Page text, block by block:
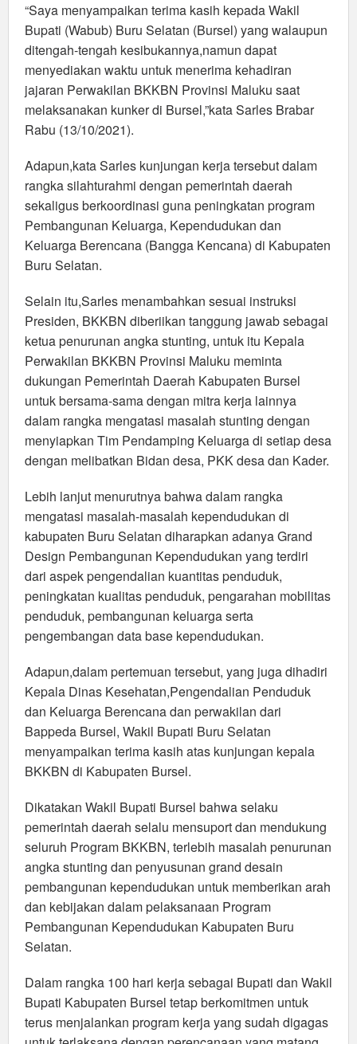
“Saya menyampaikan terima kasih kepada Wakil
Bupati (Wabub) Buru Selatan (Bursel) yang walaupun
ditengah-tengah kesibukannya,namun dapat
menyediakan waktu untuk menerima kehadiran
jajaran Perwakilan BKKBN Provinsi Maluku saat
melaksanakan kunker di Bursel,”kata Sarles Brabar
Rabu (13/10/2021).
Adapun,kata Sarles kunjungan kerja tersebut dalam
rangka silahturahmi dengan pemerintah daerah
sekaligus berkoordinasi guna peningkatan program
Pembangunan Keluarga, Kependudukan dan
Keluarga Berencana (Bangga Kencana) di Kabupaten
Buru Selatan.
Selain itu,Sarles menambahkan sesuai instruksi
Presiden, BKKBN diberiikan tanggung jawab sebagai
ketua penurunan angka stunting, untuk itu Kepala
Perwakilan BKKBN Provinsi Maluku meminta
dukungan Pemerintah Daerah Kabupaten Bursel
untuk bersama-sama dengan mitra kerja lainnya
dalam rangka mengatasi masalah stunting dengan
menyiapkan Tim Pendamping Keluarga di setiap desa
dengan melibatkan Bidan desa, PKK desa dan Kader.
Lebih lanjut menurutnya bahwa dalam rangka
mengatasi masalah-masalah kependudukan di
kabupaten Buru Selatan diharapkan adanya Grand
Design Pembangunan Kependudukan yang terdiri
dari aspek pengendalian kuantitas penduduk,
peningkatan kualitas penduduk, pengarahan mobilitas
penduduk, pembangunan keluarga serta
pengembangan data base kependudukan.
Adapun,dalam pertemuan tersebut, yang juga dihadiri
Kepala Dinas Kesehatan,Pengendalian Penduduk
dan Keluarga Berencana dan perwakilan dari
Bappeda Bursel, Wakil Bupati Buru Selatan
menyampaikan terima kasih atas kunjungan kepala
BKKBN di Kabupaten Bursel.
Dikatakan Wakil Bupati Bursel bahwa selaku
pemerintah daerah selalu mensuport dan mendukung
seluruh Program BKKBN, terlebih masalah penurunan
angka stunting dan penyusunan grand desain
pembangunan kependudukan untuk memberikan arah
dan kebijakan dalam pelaksanaan Program
Pembangunan Kependudukan Kabupaten Buru
Selatan.
Dalam rangka 100 hari kerja sebagai Bupati dan Wakil
Bupati Kabupaten Bursel tetap berkomitmen untuk
terus menjalankan program kerja yang sudah digagas